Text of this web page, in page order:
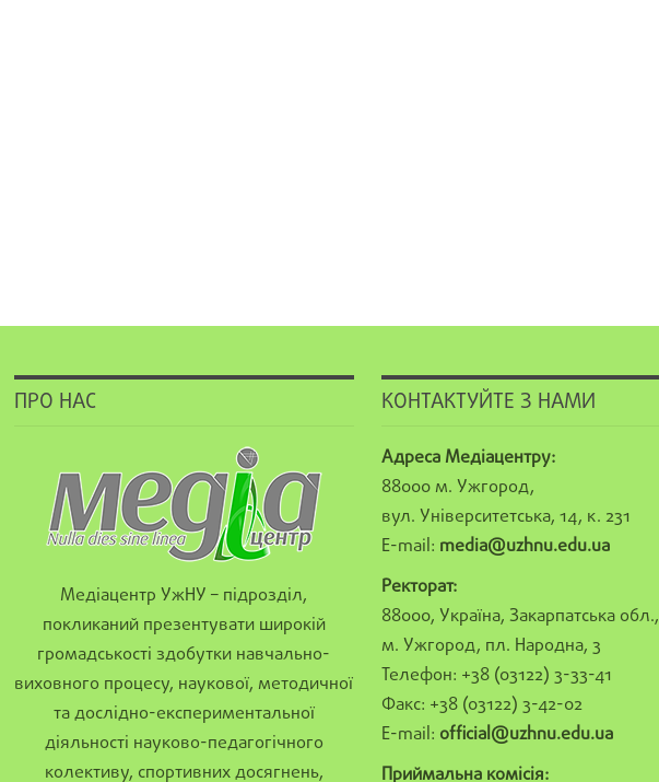
ПРО НАС
Медіацентр УжНУ – підрозділ,
покликаний презентувати широкій
громадськості здобутки навчально-
виховного процесу, наукової, методичної
та дослідно-експериментальної
діяльності науково-педагогічного
колективу, спортивних досягнень,
КОНТАКТУЙТЕ З НАМИ
Адреса Медіацентру:
88000 м. Ужгород,
вул. Університетська, 14, к. 231
E-mail: media@uzhnu.edu.ua
Ректорат:
88000, Україна, Закарпатська обл.,
м. Ужгород, пл. Народна, 3
Телефон: +38 (03122) 3-33-41
Факс: +38 (03122) 3-42-02
E-mail: official@uzhnu.edu.ua
Приймальна комісія: